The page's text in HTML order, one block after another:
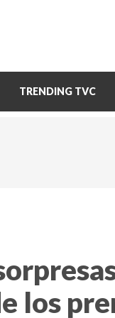
TRENDING TVC
los